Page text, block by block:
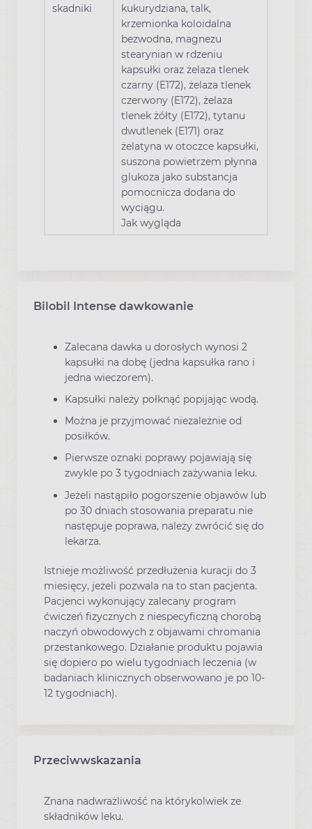
skadniki
kukurydziana, talk,
krzemionka koloidalna
bezwodna, magnezu
stearynian w rdzeniu
kapsułki oraz żelaza tlenek
czarny (E172), żelaza tlenek
czerwony (E172), żelaza
tlenek żółty (E172), tytanu
dwutlenek (E171) oraz
żelatyna w otoczce kapsułki,
suszona powietrzem płynna
glukoza jako substancja
pomocnicza dodana do
wyciągu.
Jak wygląda
Bilobil Intense dawkowanie
Zalecana dawka u dorosłych wynosi 2
kapsułki na dobę (jedna kapsułka rano i
jedna wieczorem).
Kapsułki należy połknąć popijając wodą.
Można je przyjmować niezależnie od
posiłków.
Pierwsze oznaki poprawy pojawiają się
zwykle po 3 tygodniach zażywania leku.
Jeżeli nastąpiło pogorszenie objawów lub
po 30 dniach stosowania preparatu nie
następuje poprawa, należy zwrócić się do
lekarza.
Istnieje możliwość przedłużenia kuracji do 3
miesięcy, jeżeli pozwala na to stan pacjenta.
Pacjenci wykonujący zalecany program
ćwiczeń fizycznych z niespecyficzną chorobą
naczyń obwodowych z objawami chromania
przestankowego. Działanie produktu pojawia
się dopiero po wielu tygodniach leczenia (w
badaniach klinicznych obserwowano je po 10-
12 tygodniach).
Przeciwwskazania
Znana nadwrażliwość na którykolwiek ze
składników leku.